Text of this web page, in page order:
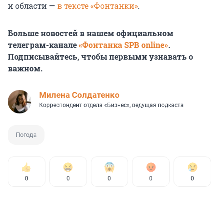
и области — в тексте «Фонтанки».
Больше новостей в нашем официальном
телеграм-канале«Фонтанка SPB online».
Подписывайтесь, чтобы первыми узнавать о
важном.
Милена Солдатенко
Корреспондент отдела «Бизнес», ведущая подкаста
Погода
0 0 0 0 0